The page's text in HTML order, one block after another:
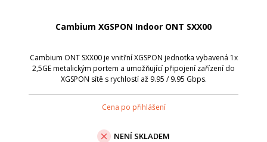
Cambium XGSPON Indoor ONT SXX00
Cambium ONT SXX00 je vnitřní XGSPON jednotka vybavená 1x
2,5GE metalickým portem a umožňující připojení zařízení do
XGSPON sítě s rychlostí až 9.95 / 9.95 Gbps.
Cena po přihlášení
NENÍ SKLADEM